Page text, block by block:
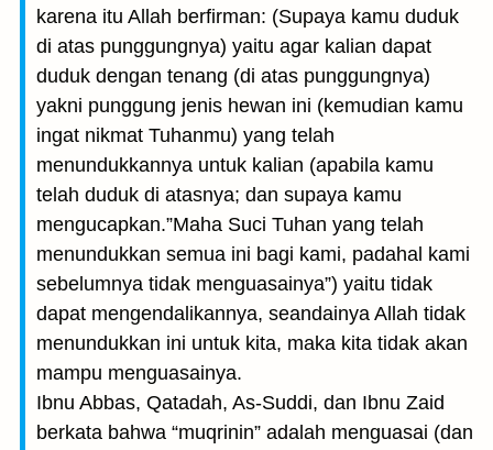
karena itu Allah berfirman: (Supaya kamu duduk
di atas punggungnya) yaitu agar kalian dapat
duduk dengan tenang (di atas punggungnya)
yakni punggung jenis hewan ini (kemudian kamu
ingat nikmat Tuhanmu) yang telah
menundukkannya untuk kalian (apabila kamu
telah duduk di atasnya; dan supaya kamu
mengucapkan.”Maha Suci Tuhan yang telah
menundukkan semua ini bagi kami, padahal kami
sebelumnya tidak menguasainya”) yaitu tidak
dapat mengendalikannya, seandainya Allah tidak
menunduk­kan ini untuk kita, maka kita tidak akan
mampu menguasainya.
Ibnu Abbas, Qatadah, As-Suddi, dan Ibnu Zaid
berkata bahwa “muqrinin” adalah menguasai (dan